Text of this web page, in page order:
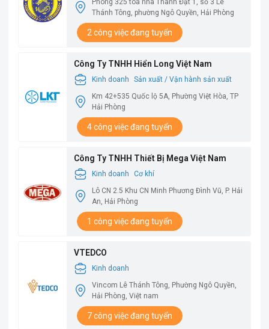
Phòng 325 toà nhà Thành Đạt 1, số 3 Lê
Thánh Tông, phường Ngô Quyền, Hải Phòng
2 công việc đang tuyển
Công Ty TNHH Hiển Long Việt Nam
Kinh doanh
Sản xuất / Vận hành sản xuất
Km 42+535 Quốc lộ 5A, Phường Việt Hòa, TP
Hải Phòng
4 công việc đang tuyển
Công Ty TNHH Thiết Bị Mega Việt Nam
Kinh doanh
Cơ khí
Lô CN 2.5 Khu CN Minh Phương Đình Vũ, P. Hải
An, Hải Phòng
1 công việc đang tuyển
VTEDCO
Kinh doanh
Vincom Lê Thánh Tông, Phường Ngô Quyền,
Hải Phòng, Việt nam
7 công việc đang tuyển